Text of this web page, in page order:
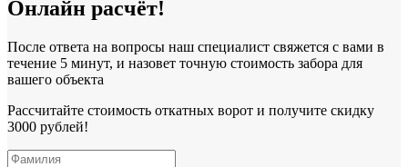
Онлайн расчёт!
После ответа на вопросы наш специалист свяжется с вами в
течение 5 минут, и назовет точную стоимость забора для
вашего объекта
Рассчитайте стоимость откатных ворот и получите скидку
3000 рублей!